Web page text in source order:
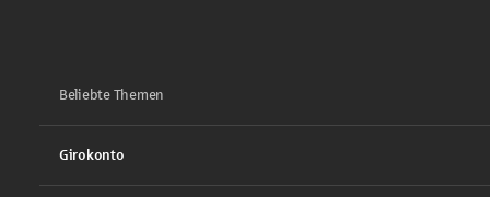
Beliebte Themen
Girokonto